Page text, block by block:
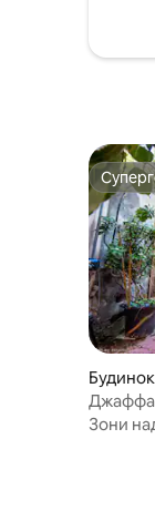
Будинок
Зони